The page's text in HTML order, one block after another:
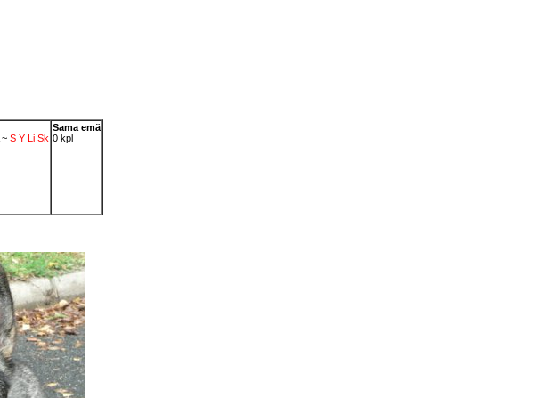
~ S Y Li Sk
Sama emä
0 kpl